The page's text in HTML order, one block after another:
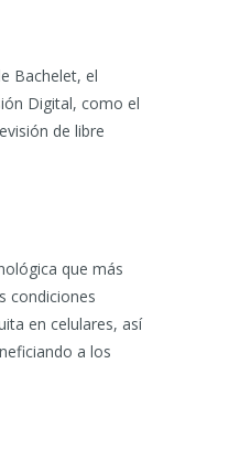
Bachelet, el
Digital, como el
de libre
que más
condiciones
en celulares, así
a los